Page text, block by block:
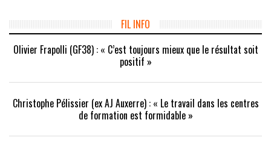
FIL INFO
Olivier Frapolli (GF38) : « C’est toujours mieux que le résultat soit
positif »
Christophe Pélissier (ex AJ Auxerre) : « Le travail dans les centres
de formation est formidable »